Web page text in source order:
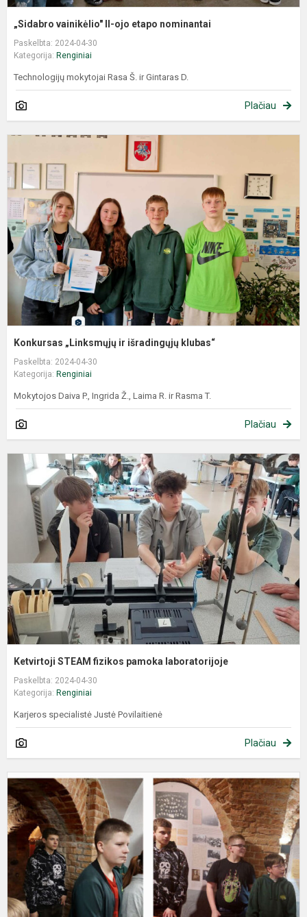
„Sidabro vainikėlio" II-ojo etapo nominantai
Paskelbta: 2024-04-30
Kategorija: Renginiai
Technologijų mokytojai Rasa Š. ir Gintaras D.
Plačiau
Konkursas „Linksmųjų ir išradingųjų klubas“
Paskelbta: 2024-04-30
Kategorija: Renginiai
Mokytojos Daiva P., Ingrida Ž., Laima R. ir Rasma T.
Plačiau
Ketvirtoji STEAM fizikos pamoka laboratorijoje
Paskelbta: 2024-04-30
Kategorija: Renginiai
Karjeros specialistė Justė Povilaitienė
Plačiau